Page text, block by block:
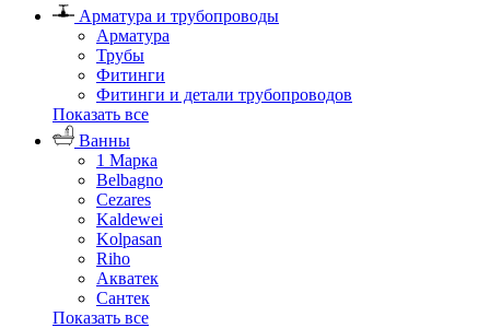
Арматура и трубопроводы
Арматура
Трубы
Фитинги
Фитинги и детали трубопроводов
Показать все
Ванны
1 Марка
Belbagno
Cezares
Kaldewei
Kolpasan
Riho
Акватек
Сантек
Показать все